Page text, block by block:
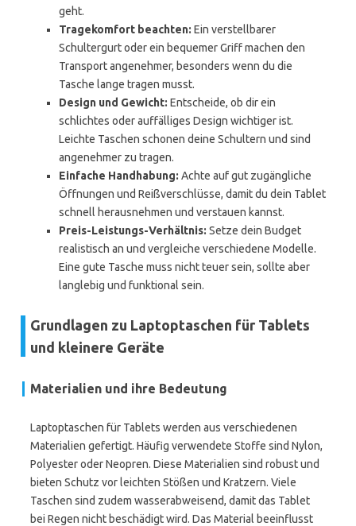
geht.
Tragekomfort beachten: Ein verstellbarer
Schultergurt oder ein bequemer Griff machen den
Transport angenehmer, besonders wenn du die
Tasche lange tragen musst.
Design und Gewicht: Entscheide, ob dir ein
schlichtes oder auffälliges Design wichtiger ist.
Leichte Taschen schonen deine Schultern und sind
angenehmer zu tragen.
Einfache Handhabung: Achte auf gut zugängliche
Öffnungen und Reißverschlüsse, damit du dein Tablet
schnell herausnehmen und verstauen kannst.
Preis-Leistungs-Verhältnis: Setze dein Budget
realistisch an und vergleiche verschiedene Modelle.
Eine gute Tasche muss nicht teuer sein, sollte aber
langlebig und funktional sein.
Grundlagen zu Laptoptaschen für Tablets
und kleinere Geräte
Materialien und ihre Bedeutung
Laptoptaschen für Tablets werden aus verschiedenen
Materialien gefertigt. Häufig verwendete Stoffe sind Nylon,
Polyester oder Neopren. Diese Materialien sind robust und
bieten Schutz vor leichten Stößen und Kratzern. Viele
Taschen sind zudem wasserabweisend, damit das Tablet
bei Regen nicht beschädigt wird. Das Material beeinflusst